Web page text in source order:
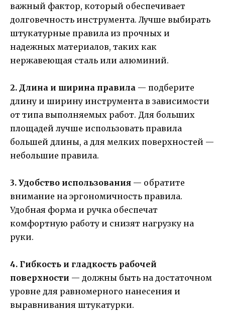
важный фактор, который обеспечивает
долговечность инструмента. Лучше выбирать
штукатурные правила из прочных и
надежных материалов, таких как
нержавеющая сталь или алюминий.
2. Длина и ширина правила — подберите
длину и ширину инструмента в зависимости
от типа выполняемых работ. Для больших
площадей лучше использовать правила
большей длины, а для мелких поверхностей —
небольшие правила.
3. Удобство использования — обратите
внимание на эргономичность правила.
Удобная форма и ручка обеспечат
комфортную работу и снизят нагрузку на
руки.
4. Гибкость и гладкость рабочей
поверхности — должны быть на достаточном
уровне для равномерного нанесения и
выравнивания штукатурки.